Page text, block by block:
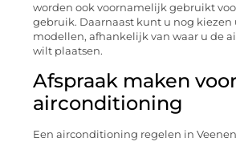
worden ook voornamelijk gebruikt
gebruik. Daarnaast kunt u nog
modellen, afhankelijk van waar u de
wilt plaatsen.
Afspraak maken
airconditioning
Een airconditioning regelen in